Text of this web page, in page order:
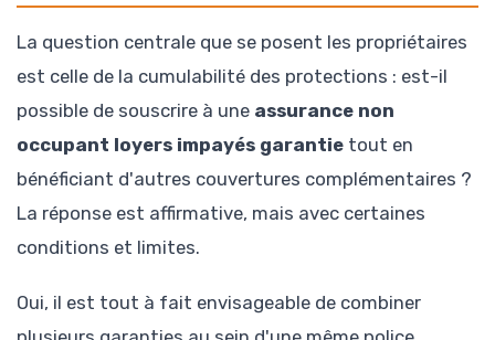
La question centrale que se posent les propriétaires
est celle de la cumulabilité des protections : est-il
possible de souscrire à une assurance non
occupant loyers impayés garantie tout en
bénéficiant d'autres couvertures complémentaires ?
La réponse est affirmative, mais avec certaines
conditions et limites.
Oui, il est tout à fait envisageable de combiner